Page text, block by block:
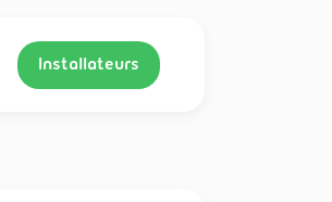
Installateurs